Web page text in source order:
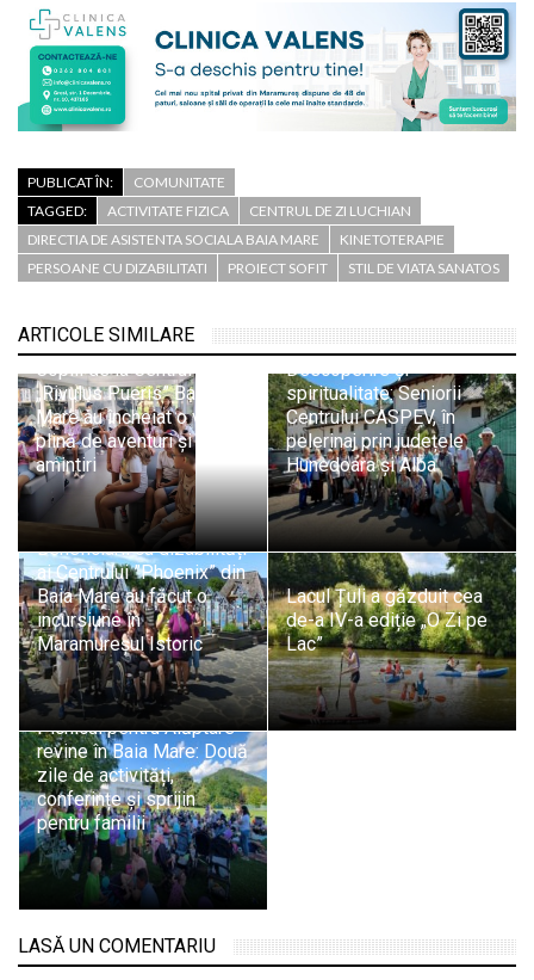
PUBLICAT ÎN:
COMUNITATE
TAGGED:
ACTIVITATE FIZICA
CENTRUL DE ZI LUCHIAN
DIRECTIA DE ASISTENTA SOCIALA BAIA MARE
KINETOTERAPIE
PERSOANE CU DIZABILITATI
PROIECT SOFIT STIL DE VIATA SANATOS
ARTICOLE SIMILARE
Copiii de la Centrul
„Rivulus Pueris” Baia
Mare au încheiat o vară
plină de aventuri și
amintiri
Descoperire și
spiritualitate: Seniorii
Centrului CASPEV, în
pelerinaj prin județele
Hunedoara și Alba
Beneficiarii cu dizabilități
ai Centrului ”Phoenix” din
Baia Mare au făcut o
incursiune în
Maramureșul Istoric
Lacul Țuli a găzduit cea
de-a IV-a ediție „O Zi pe
Lac”
Picnicul pentru Alăptare
revine în Baia Mare: Două
zile de activități,
conferințe și sprijin
pentru familii
LASĂ UN COMENTARIU